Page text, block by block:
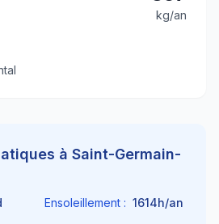
kg/an
à Saint-Germain-
Ensoleillement : 1614h/an